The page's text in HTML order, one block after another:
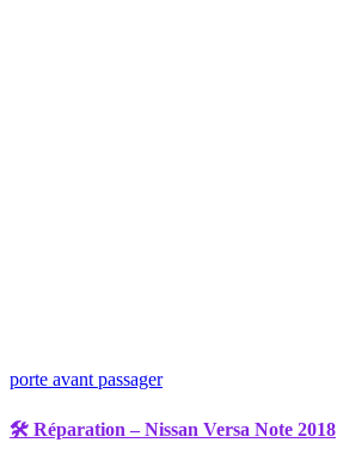
porte avant passager
🛠️ Réparation – Nissan Versa Note 2018